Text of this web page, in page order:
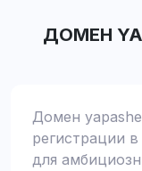
ДОМЕН
Домен
регистрации
для